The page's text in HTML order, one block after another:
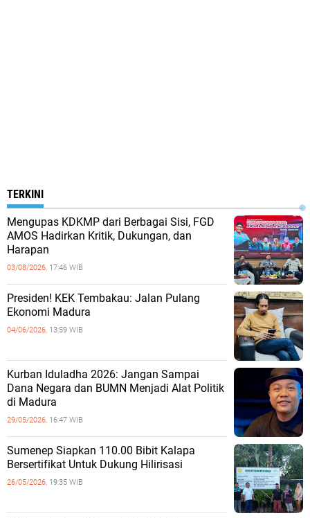
TERKINI
Mengupas KDKMP dari Berbagai Sisi, FGD
AMOS Hadirkan Kritik, Dukungan, dan
Harapan
03/08/2026, 17:46 WIB
Presiden! KEK Tembakau: Jalan Pulang
Ekonomi Madura
04/06/2026, 13:59 WIB
Kurban Iduladha 2026: Jangan Sampai
Dana Negara dan BUMN Menjadi Alat Politik
di Madura
29/05/2026, 16:47 WIB
Sumenep Siapkan 110.00 Bibit Kalapa
Bersertifikat Untuk Dukung Hilirisasi
26/05/2026, 19:35 WIB